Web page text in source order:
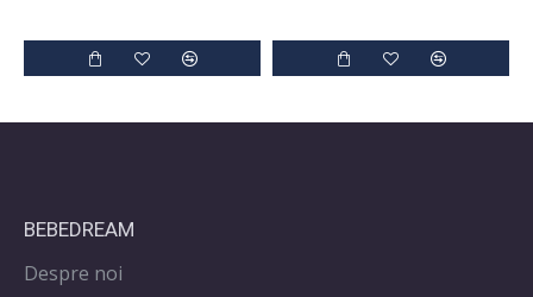
BEBEDREAM
Despre noi